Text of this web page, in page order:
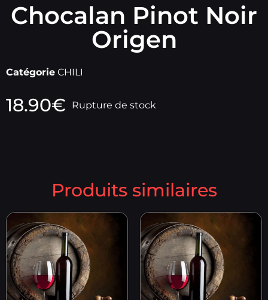
Chocalan Pinot Noir
Origen
Catégorie CHILI
18.90€ Rupture de stock
Produits similaires